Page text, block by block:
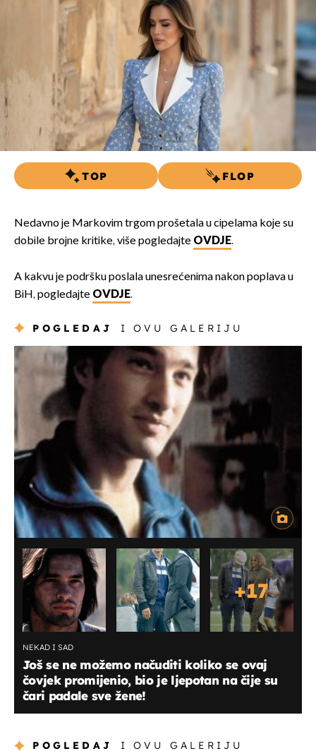
TOP FLOP
Nedavno je Markovim trgom prošetala u cipelama koje su
dobile brojne kritike, više pogledajte OVDJE.
A kakvu je podršku poslala unesrećenima nakon poplava u
BiH, pogledajte OVDJE.
POGLEDAJ I OVU GALERIJU
+17
NEKAD I SAD
Još se ne možemo načuditi koliko se ovaj
čovjek promijenio, bio je ljepotan na čije su
čari padale sve žene!
POGLEDAJ I OVU GALERIJU